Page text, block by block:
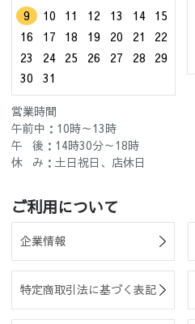
9
10 11 12 13 14
15
16
17 18 19 20 21
22
23
24 25 26 27 28
29
30
31
営業時間
午前中：10時～13時
午 後：14時30分～18時
休 み：土日祝日、店休日
ご利用について
企業情報
特定商取引法に基づく表記